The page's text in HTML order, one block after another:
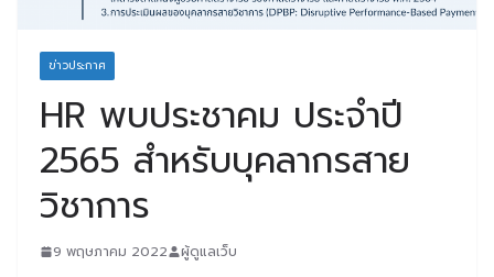
ข่าวประกาศ
HR พบประชาคม ประจำปี
2565 สำหรับบุคลากรสาย
วิชาการ
9 พฤษภาคม 2022 ผู้ดูแลเว็บ